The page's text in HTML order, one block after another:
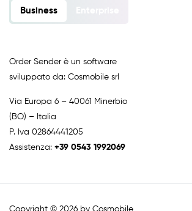
Business
Order Sender è un software
sviluppato da: Cosmobile srl
Via Europa 6 – 40061 Minerbio
(BO) – Italia
P. Iva 02864441205
Assistenza: +39 0543 1992069
Copyright © 2026 by Cosmobile